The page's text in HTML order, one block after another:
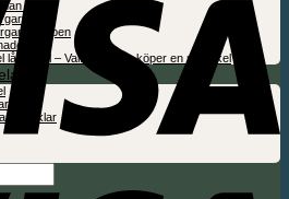
2
Open
lådcykel – Valfritt när du köper en ny cykel
& cyklar